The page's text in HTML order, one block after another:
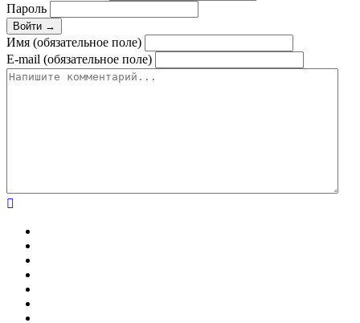
Пароль
Войти →
Имя (обязательное поле)
E-mail (обязательное поле)